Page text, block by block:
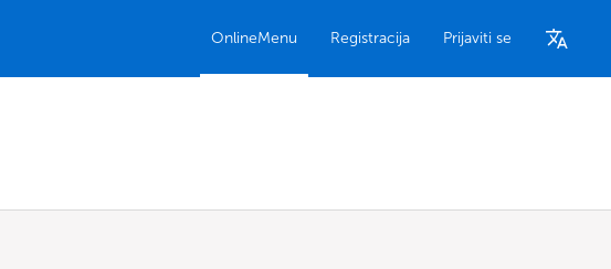
OnlineMenu Registracija Prijaviti se